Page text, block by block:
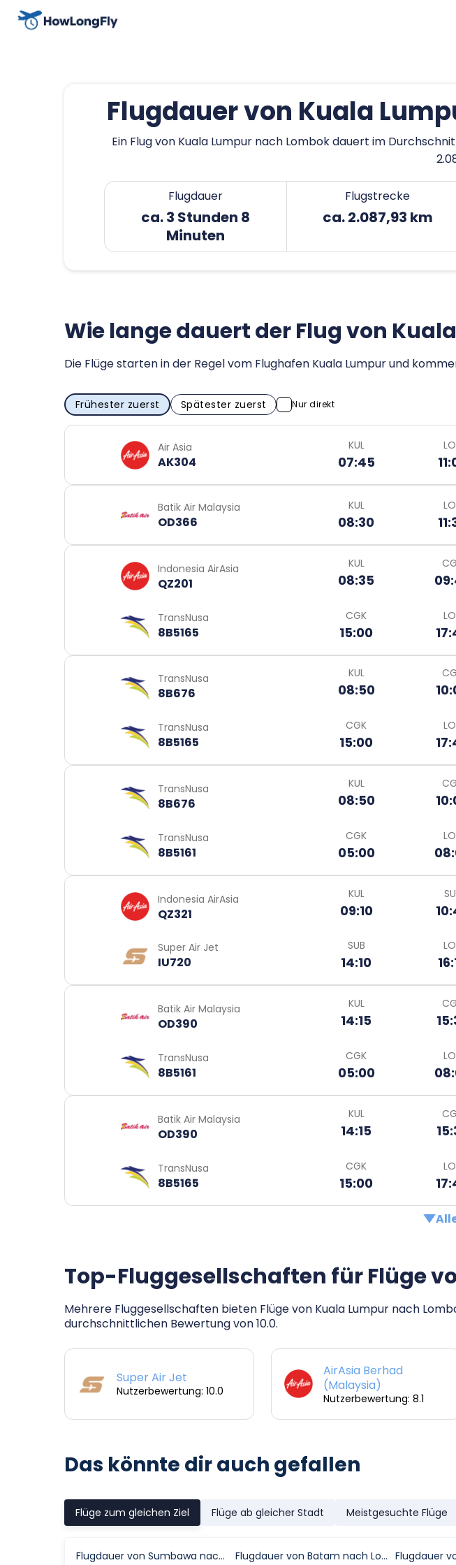
Flugdauer von Kuala
Ein Flug von Kuala Lumpur nach Lombok dauert im
Flugdauer
ca. 3 Stunden 8
Minuten
Flugstrecke
ca. 2.087,93 km
Wie lange dauert der Flug von
Die Flüge starten in der Regel vom Flughafen Kuala Lumpur und
Frühester zuerst Spätester zuerst Nur direkt
Air Asia
AK304
KUL
07:45
Batik Air Malaysia
OD366
KUL
08:30
Indonesia AirAsia
QZ201
KUL
08:35
TransNusa
8B5165
CGK
15:00
TransNusa
8B676
KUL
08:50
TransNusa
8B5165
CGK
15:00
TransNusa
8B676
KUL
08:50
TransNusa
8B5161
CGK
05:00
Indonesia AirAsia
QZ321
KUL
09:10
Super Air Jet
IU720
SUB
14:10
Batik Air Malaysia
OD390
KUL
14:15
TransNusa
8B5161
CGK
05:00
Batik Air Malaysia
OD390
KUL
14:15
TransNusa
8B5165
CGK
15:00
Top-Fluggesellschaften für Flüge
Mehrere Fluggesellschaften bieten Flüge von Kuala Lumpur nach
durchschnittlichen Bewertung von 10.0.
Super Air Jet
Nutzerbewertung: 10.0
AirAsia Berhad
(Malaysia)
Nutzerbewertung: 8.1
Das könnte dir auch gefallen
Flüge zum gleichen Ziel Flüge ab gleicher Stadt Meistgesuchte Flüge
Flugdauer von Sumbawa nach Lombok Flugdauer von Batam nach Lombok